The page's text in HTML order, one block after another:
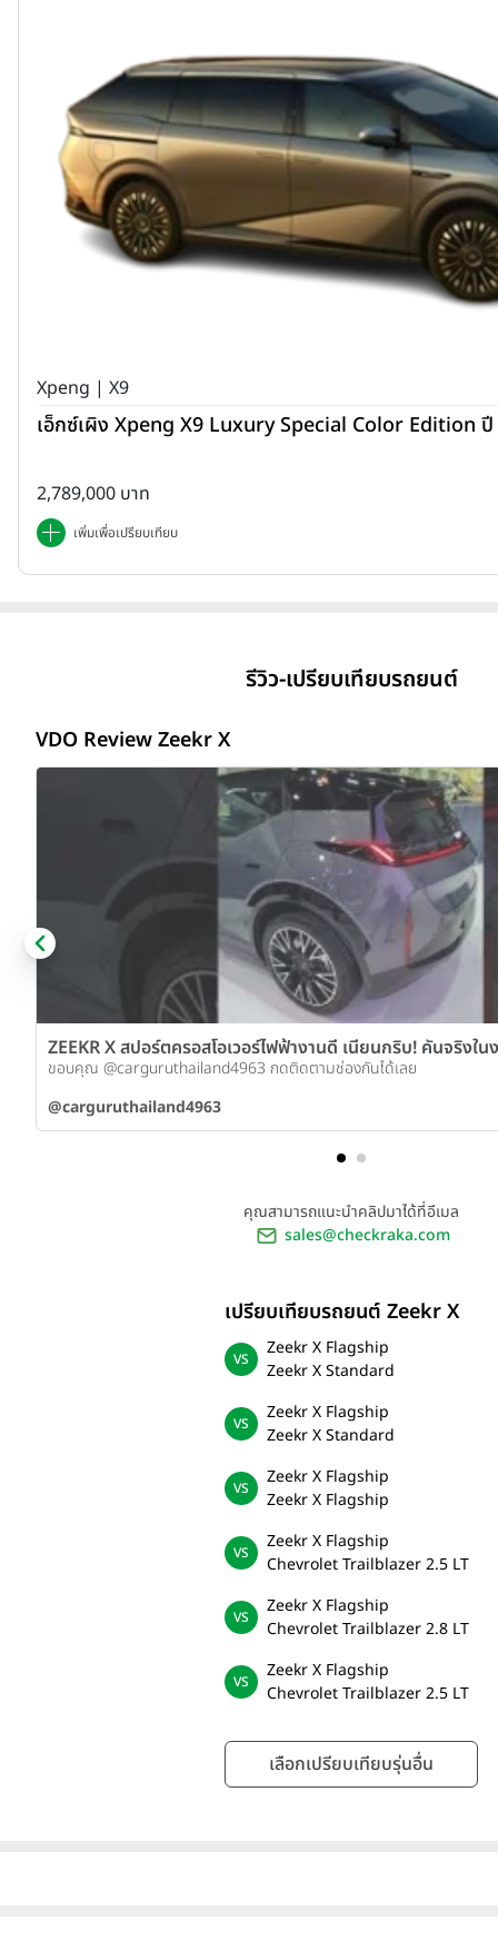
Xpeng | X9
เอ็กซ์เผิง Xpeng X9 Luxury Special Color Edition
2,789,000 บาท
เพิ่มเพื่อเปรียบเทียบ
รีวิว-เปรียบเทียบรถยนต์
VDO Review Zeekr X
ZEEKR X สปอร์ตครอสโอเวอร์ไฟฟ้างานดี เนียนกริบ! คันจริงใน
ขอบคุณ @carguruthailand4963 กดติดตามช่องกันได้เลย
@carguruthailand4963
คุณสามารถแนะนำคลิปมาได้ที่อีเมล
sales@checkraka.com
เปรียบเทียบรถยนต์ Zeekr X
Zeekr X Flagship
Zeekr X Standard
Zeekr X Flagship
Zeekr X Standard
Zeekr X Flagship
Zeekr X Flagship
Zeekr X Flagship
Chevrolet Trailblazer 2.5 LT
Zeekr X Flagship
Chevrolet Trailblazer 2.8 LT
Zeekr X Flagship
Chevrolet Trailblazer 2.5 LT
เลือกเปรียบเทียบรุ่นอื่น